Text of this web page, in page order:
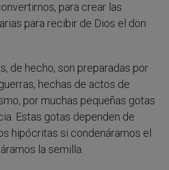
para crear las
para recibir de Dios el don
de hecho, son preparadas por
hechas de actos de
por muchas pequeñas gotas
Estas gotas dependen de
hipócritas si condenáramos el
la semilla.